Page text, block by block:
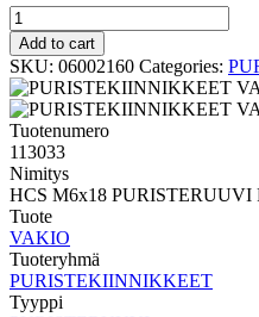
PURISTERUUVI
VAKIO
HCS
M6x18
PURISTERUUVI
FZB
quantity
Add to cart
SKU: 06002160 Categories:
Tuotenumero
113033
Nimitys
HCS M6x18 PURISTERUUVI
Tuote
VAKIO
Tuoteryhmä
PURISTEKIINNIKKEET
Tyyppi